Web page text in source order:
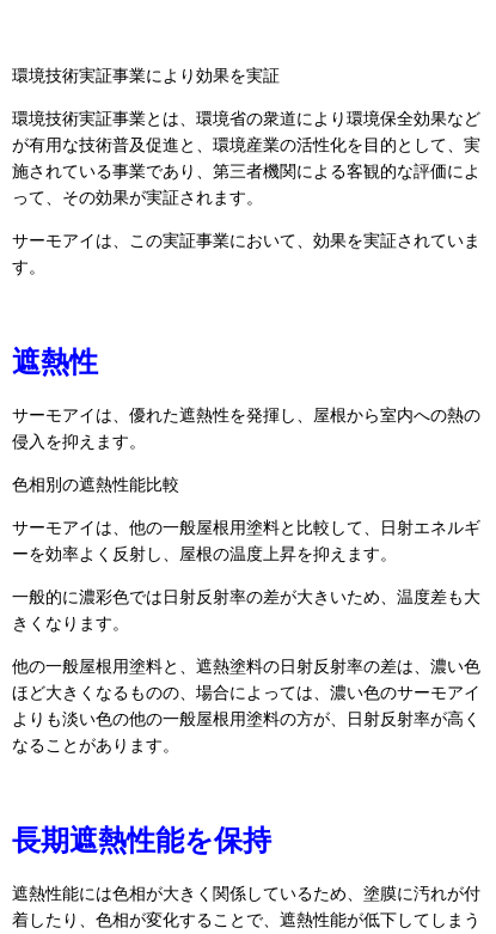
環境技術実証事業により効果を実証
環境技術実証事業とは、環境省の衆道により環境保全効果など
が有用な技術普及促進と、環境産業の活性化を目的として、実
施されている事業であり、第三者機関による客観的な評価によ
って、その効果が実証されます。
サーモアイは、この実証事業において、効果を実証されていま
す。
遮熱性
サーモアイは、優れた遮熱性を発揮し、屋根から室内への熱の
侵入を抑えます。
色相別の遮熱性能比較
サーモアイは、他の一般屋根用塗料と比較して、日射エネルギ
ーを効率よく反射し、屋根の温度上昇を抑えます。
一般的に濃彩色では日射反射率の差が大きいため、温度差も大
きくなります。
他の一般屋根用塗料と、遮熱塗料の日射反射率の差は、濃い色
ほど大きくなるものの、場合によっては、濃い色のサーモアイ
よりも淡い色の他の一般屋根用塗料の方が、日射反射率が高く
なることがあります。
長期遮熱性能を保持
遮熱性能には色相が大きく関係しているため、塗膜に汚れが付
着したり、色相が変化することで、遮熱性能が低下してしまう